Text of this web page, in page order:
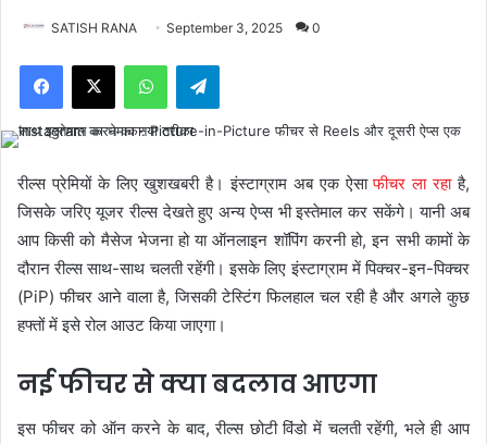
SATISH RANA September 3, 2025 0
Facebook
X WhatsAppTelegram
रील्स प्रेमियों के लिए खुशखबरी है। इंस्टाग्राम अब एक ऐसाफीचर ला रहाहै,
जिसके जरिए यूजर रील्स देखते हुए अन्य ऐप्स भी इस्तेमाल कर सकेंगे। यानी अब
आप किसी को मैसेज भेजना हो या ऑनलाइन शॉपिंग करनी हो, इन सभी कामों के
दौरान रील्स साथ-साथ चलती रहेंगी। इसके लिए इंस्टाग्राम में पिक्चर-इन-पिक्चर
(PiP) फीचर आने वाला है, जिसकी टेस्टिंग फिलहाल चल रही है और अगले कुछ
हफ्तों में इसे रोल आउट किया जाएगा।
नई फीचर से क्या बदलाव आएगा
इस फीचर को ऑन करने के बाद, रील्स छोटी विंडो में चलती रहेंगी, भले ही आप